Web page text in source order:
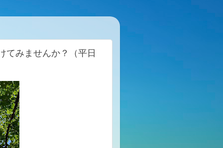
てみませんか？（平日